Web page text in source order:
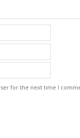
for the next time I